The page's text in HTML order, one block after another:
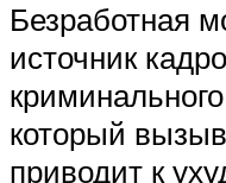
Безработная
источник
который
приводит к